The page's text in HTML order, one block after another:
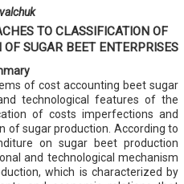
TO CLASSIFICATION OF
SUGAR BEET ENTERPRISES
of cost accounting beet sugar
technological features of the
of costs imperfections and
of sugar production. According to
on sugar beet production
and technological mechanism
which is characterized by